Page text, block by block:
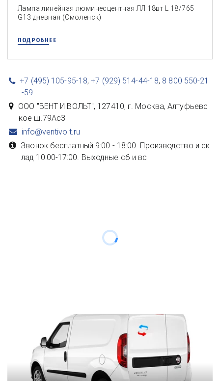
Лампа линейная люминесцентная ЛЛ 18вт L 18/765
G13 дневная (Смоленск)
ПОДРОБНЕЕ
+7 (495) 105-95-18,+7 (929) 514-44-18, 8 800 550-21
-59
ООО "ВЕНТ И ВОЛЬТ", 127410, г. Москва,Алтуфьевс
кое ш.79Ас3
info@ventivolt.ru
Звонок бесплатный 9:00 - 18:00. Производство и ск
лад 10:00-17:00. Выходные сб и вс